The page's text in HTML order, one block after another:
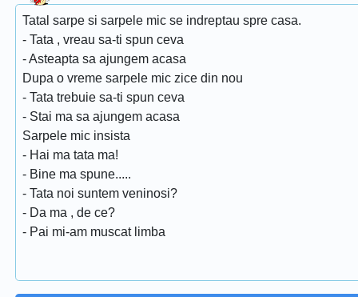
Tatal sarpe si sarpele mic se indreptau spre casa.
- Tata , vreau sa-ti spun ceva
- Asteapta sa ajungem acasa
Dupa o vreme sarpele mic zice din nou
- Tata trebuie sa-ti spun ceva
- Stai ma sa ajungem acasa
Sarpele mic insista
- Hai ma tata ma!
- Bine ma spune.....
- Tata noi suntem veninosi?
- Da ma , de ce?
- Pai mi-am muscat limba